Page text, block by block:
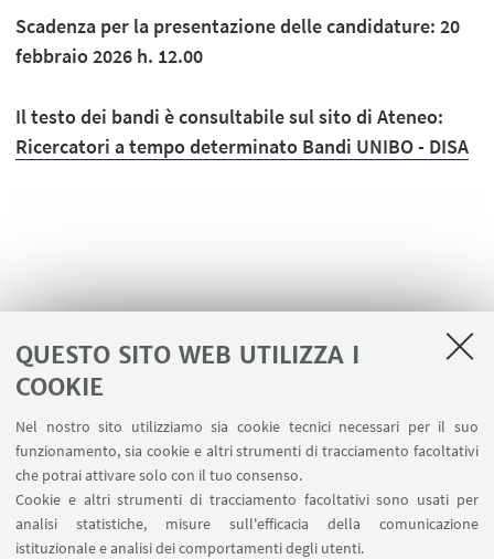
QUESTO SITO WEB UTILIZZA I
COOKIE
Nel nostro sito utilizziamo sia cookie tecnici necessari per il suo
funzionamento, sia cookie e altri strumenti di tracciamento facoltativi
che potrai attivare solo con il tuo consenso.
Cookie e altri strumenti di tracciamento facoltativi sono usati per
analisi statistiche, misure sull'efficacia della comunicazione
istituzionale e analisi dei comportamenti degli utenti.
Scadenza per la presentazione delle candidature: 20
febbraio 2026 h. 12.00
Il testo dei bandi è consultabile sul sito di Ateneo:
Ricercatori a tempo determinato Bandi UNIBO - DISA
Area riservata
Contatti
SEGUI IL DIPARTIMENTO SU: